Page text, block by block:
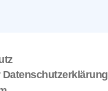
Datenschutzerklärung